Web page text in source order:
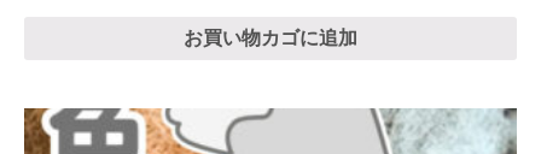
お買い物カゴに追加